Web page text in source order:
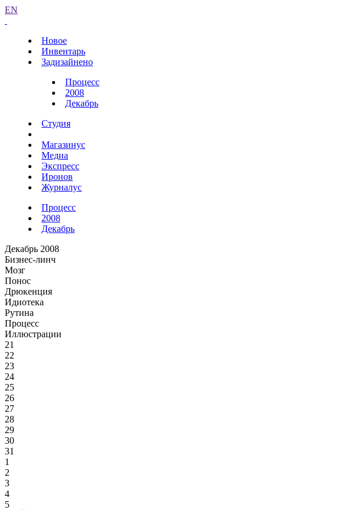
EN
Новое
Инвентарь
Задизайнено
Процесс
2008
Декабрь
Студия
Магазинус
Медиа
Экспресс
Иронов
Журналус
Процесс
2008
Декабрь
Декабрь 2008
Бизнес-линч
Мозг
Понос
Дрюкенция
Идиотека
Рутина
Процесс
Иллюстрации
21
22
23
24
25
26
27
28
29
30
31
1
2
3
4
5